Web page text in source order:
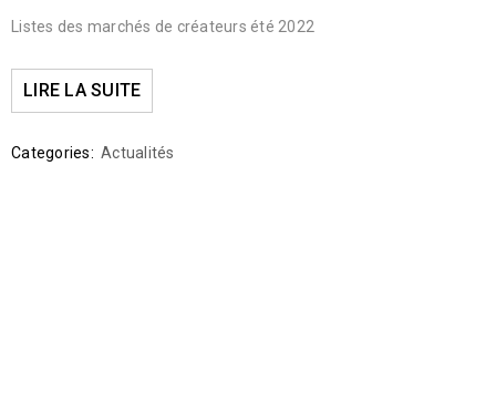
Listes des marchés de créateurs été 2022
LIRE LA SUITE
Categories: Actualités